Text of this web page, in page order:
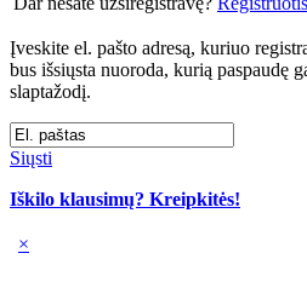
Įveskite el. pašto adresą, kuriuo
bus išsiųsta nuoroda, kurią paspaudę
slaptažodį.
Siųsti
Iškilo klausimų? Kreipkitės!
×